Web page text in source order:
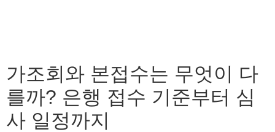
가조회와 본접수는 무엇이 다
를까? 은행 접수 기준부터 심
사 일정까지